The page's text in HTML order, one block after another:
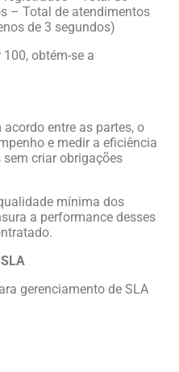
– Total de atendimentos
de 3 segundos)
obtém-se a
entre as partes, o
e medir a eficiência
criar obrigações
mínima dos
a performance desses
gerenciamento de SLA